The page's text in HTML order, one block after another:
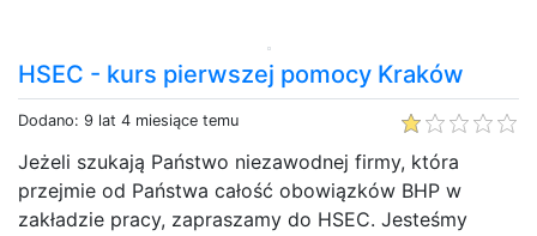
HSEC - kurs pierwszej pomocy Kraków
Dodano: 9 lat 4 miesiące temu
Jeżeli szukają Państwo niezawodnej firmy, która
przejmie od Państwa całość obowiązków BHP w
zakładzie pracy, zapraszamy do HSEC. Jesteśmy